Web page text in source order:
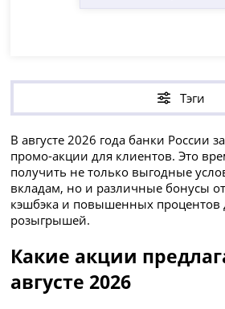
Тэги
В августе 2026 года банки России
промо-акции для клиентов. Это
получить не только выгодные
вкладам, но и различные бонусы
кэшбэка и повышенных процентов
розыгрышей.
Какие акции
августе 2026